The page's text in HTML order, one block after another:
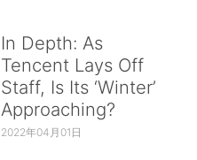
In Depth: As
Tencent Lays Off
Staff, Is Its ‘Winter’
Approaching?
2022年04月01日